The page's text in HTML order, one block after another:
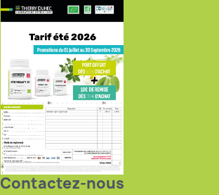
Contactez-nous